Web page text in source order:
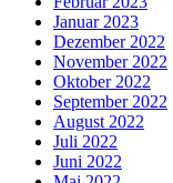
Januar 2023
Dezember 2022
November 2022
Oktober 2022
September 2022
August 2022
Juli 2022
Juni 2022